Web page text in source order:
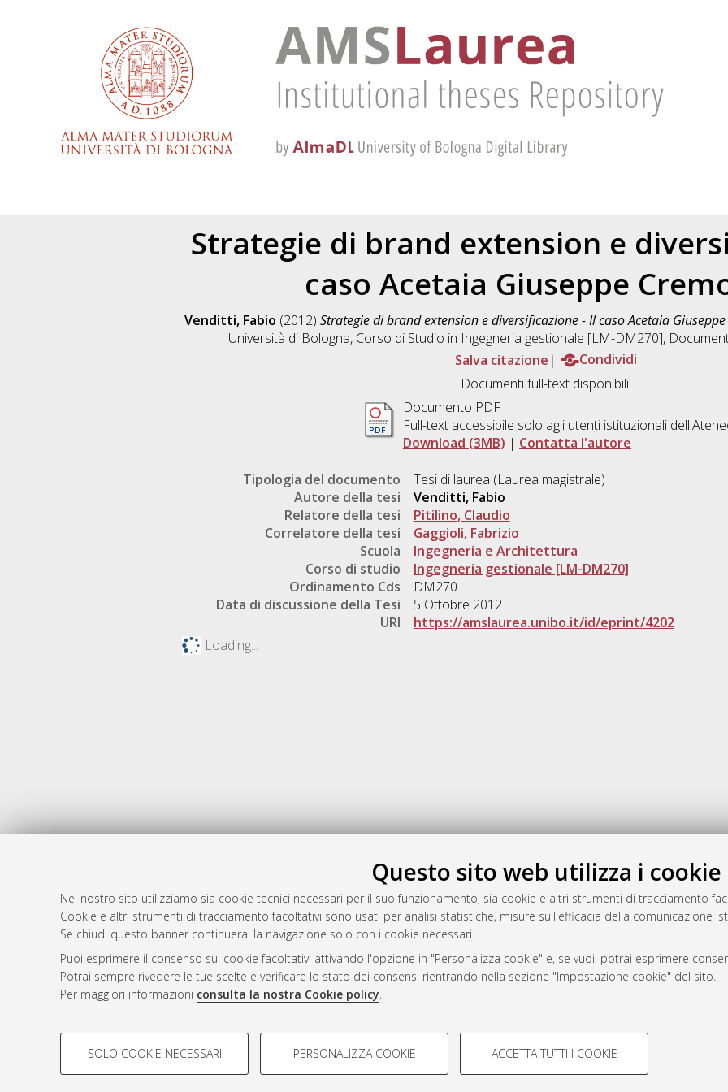
Questo sito web utilizza i cookie
Nel nostro sito utilizziamo sia cookie tecnici necessari per il suo funzionamento, sia cookie e altri strumenti di tracciamento
Cookie e altri strumenti di tracciamento facoltativi sono usati per analisi statistiche, misure sull'efficacia della comunicazione
Se chiudi questo banner continuerai la navigazione solo con i cookie necessari.
Puoi esprimere il consenso sui cookie facoltativi attivando l'opzione in "Personalizza cookie" e, se vuoi, potrai esprimere
Potrai sempre rivedere le tue scelte e verificare lo stato dei consensi rientrando nella sezione "Impostazione cookie" del sito.
Per maggiori informazioni consulta la nostra Cookie policy.
COOKIE DI PROFILAZIONE - FACOLTATIVI COOKIE TECNICI -
SOLO COOKIE NECESSARI PERSONALIZZA COOKIE ACCETTA TUTTI I COOKIE
Strategie di brand extension e
caso Acetaia Giuseppe
Venditti, Fabio (2012) Strategie di brand extension e diversificazione - Il caso Acetaia
Università di Bologna, Corso di Studio in Ingegneria gestionale [LM-DM270],
Salva citazione
Condividi
Documenti full-text disponibili:
Documento PDF
Full-text accessibile solo agli utenti istituzionali
Download (3MB) | Contatta l'autore
Tipologia del documento
Tesi di laurea (Laurea magistrale)
Autore della tesi
Venditti, Fabio
Relatore della tesi
Pitilino, Claudio
Correlatore della tesi
Gaggioli, Fabrizio
Scuola
Ingegneria e Architettura
Corso di studio
Ingegneria gestionale [LM-DM270]
Ordinamento Cds
DM270
Data di discussione della Tesi
5 Ottobre 2012
URI
https://amslaurea.unibo.it/id/eprint/4202
Loading...
Gestione del documento:
Atom
Rss 1.0
Rss 2.0
AMS Laurea
Servizio implementato e gestito da
Impostazioni Cookie
Informativa sulla privacy
Condizioni d’uso del sito
© ALMA MATER STUDIORUM - Università di Bologna, 2007-2026.